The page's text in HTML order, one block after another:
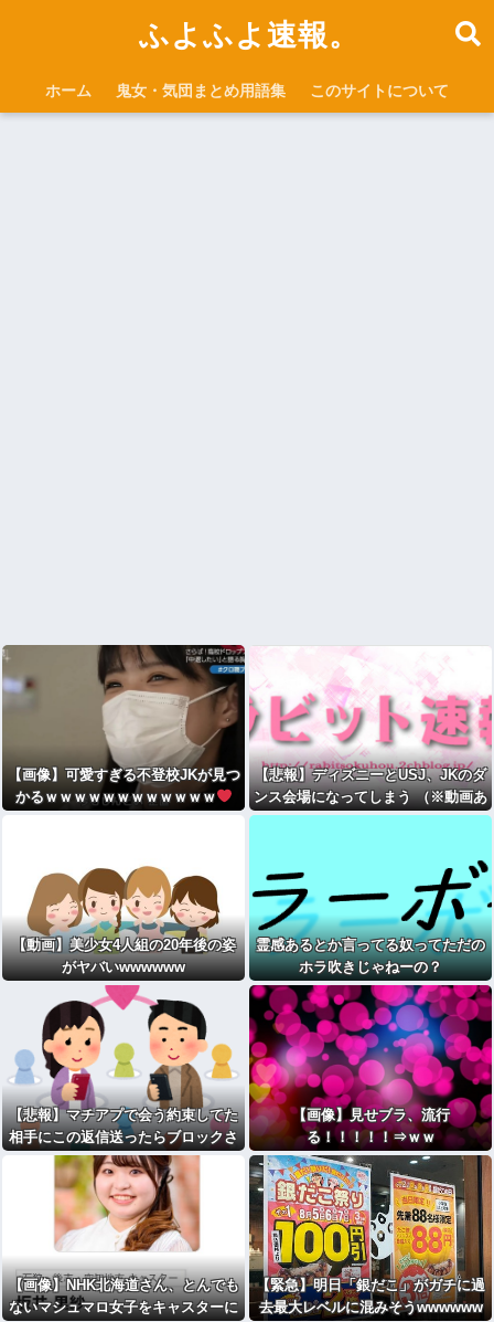
ふよふよ速報。
ホーム 鬼女・気団まとめ用語集 このサイトについて
【画像】可愛すぎる不登校JKが見つ
かるｗｗｗｗｗｗｗｗｗｗｗｗ
【悲報】ディズニーとUSJ、JKのダ
ンス会場になってしまう （※動画あ
り）
【動画】美少女4人組の20年後の姿
がヤバいwwwwww
霊感あるとか言ってる奴ってただの
ホラ吹きじゃねーの？
【悲報】マチアプで会う約束してた
相手にこの返信送ったらブロックさ
れたんやが
【画像】見せブラ、流行
る！！！！！⇒ｗｗ
【画像】NHK北海道さん、とんでも
ないマシュマロ女子をキャスターに
【緊急】明日「銀だこ」がガチに過
去最大レベルに混みそうwwwwww